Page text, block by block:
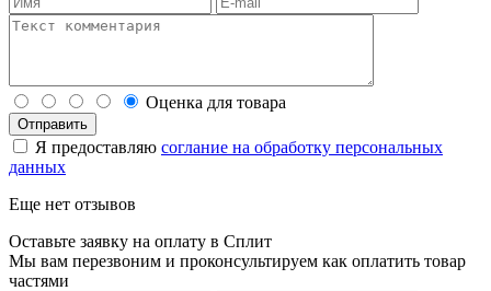
Оценка для товара
Я предоставляю соглание на обработку персональных
данных
Еще нет отзывов
Оставьте заявку на оплату в Сплит
Мы вам перезвоним и проконсультируем как оплатить товар
частями